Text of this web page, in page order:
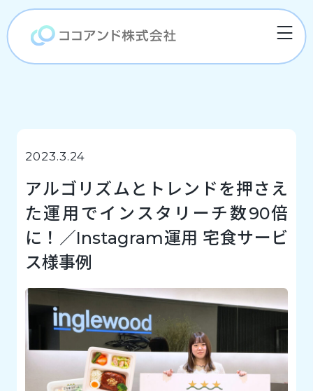
2023.3.24
アルゴリズムとトレンドを押さえ
た運用でインスタリーチ数90倍
に！／Instagram運用 宅食サービ
ス様事例